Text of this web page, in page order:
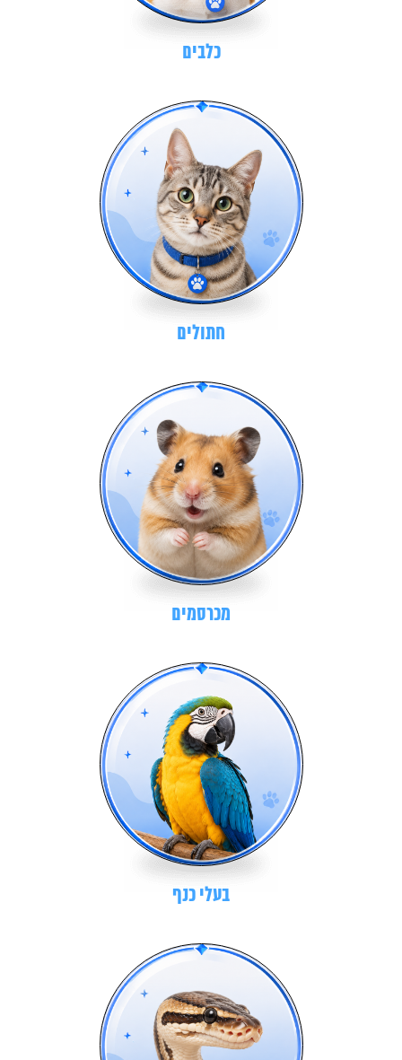
כלבים
חתולים
מכרסמים
בעלי כנף